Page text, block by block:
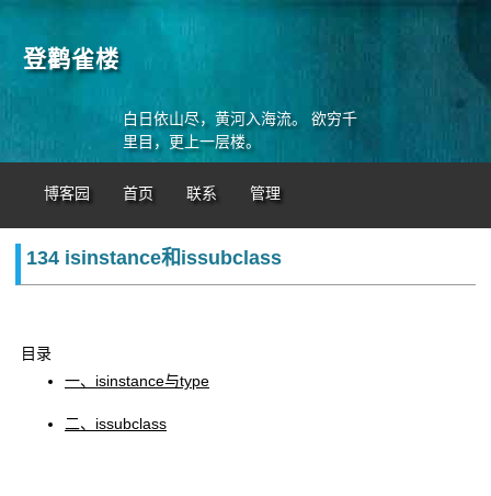
登鹳雀楼
白日依山尽，黄河入海流。 欲穷千
里目，更上一层楼。
博客园 首页 联系 管理
134 isinstance和issubclass
目录
一、isinstance与type
二、issubclass